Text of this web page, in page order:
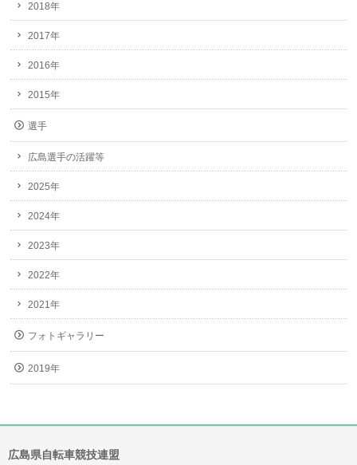
2018年
2017年
2016年
2015年
選手
広島選手の活躍等
2025年
2024年
2023年
2022年
2021年
フォトギャラリー
2019年
広島県自転車競技連盟